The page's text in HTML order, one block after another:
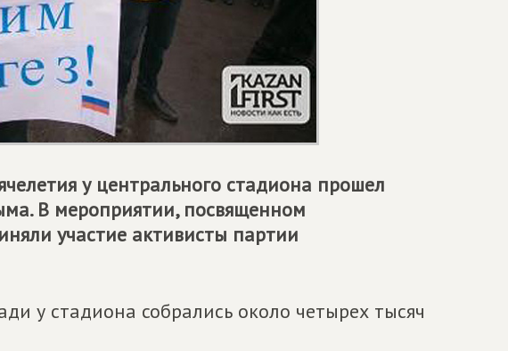
у центрального стадиона прошел
В мероприятии, посвященном
участие активисты партии
у стадиона собрались около четырех тысяч